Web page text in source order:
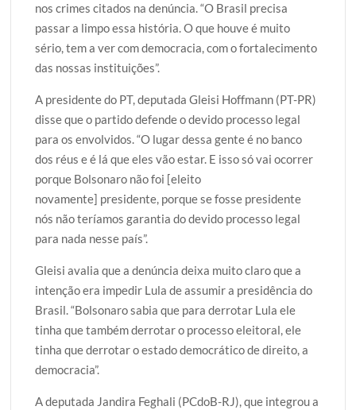
nos crimes citados na denúncia. “O Brasil precisa
passar a limpo essa história. O que houve é muito
sério, tem a ver com democracia, com o fortalecimento
das nossas instituições”.
A presidente do PT, deputada Gleisi Hoffmann (PT-PR)
disse que o partido defende o devido processo legal
para os envolvidos. “O lugar dessa gente é no banco
dos réus e é lá que eles vão estar. E isso só vai ocorrer
porque Bolsonaro não foi [eleito
novamente] presidente, porque se fosse presidente
nós não teríamos garantia do devido processo legal
para nada nesse país”.
Gleisi avalia que a denúncia deixa muito claro que a
intenção era impedir Lula de assumir a presidência do
Brasil. “Bolsonaro sabia que para derrotar Lula ele
tinha que também derrotar o processo eleitoral, ele
tinha que derrotar o estado democrático de direito, a
democracia”.
A deputada Jandira Feghali (PCdoB-RJ), que integrou a